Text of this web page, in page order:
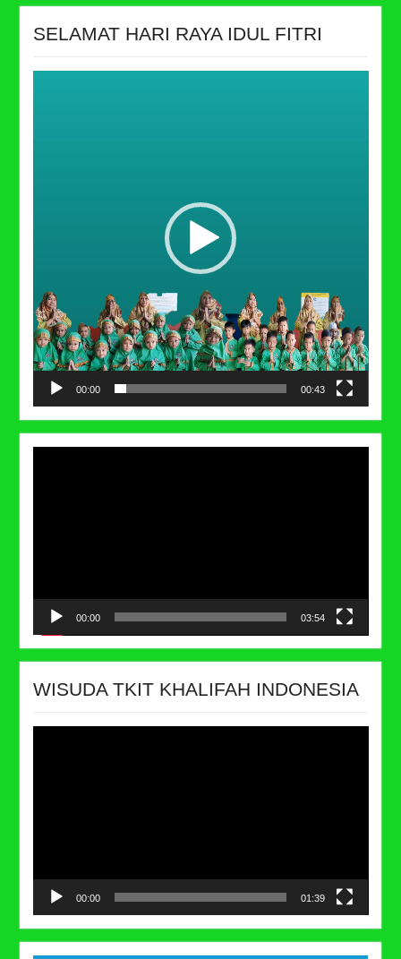
SELAMAT HARI RAYA IDUL FITRI
00:00 00:43
00:00 03:54
WISUDA TKIT KHALIFAH INDONESIA
00:00 01:39